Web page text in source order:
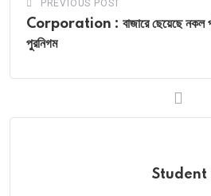
PREVIOUS POST
Corporation : বাজারে ছেয়েছে নকল
পুরনিগম
Student :